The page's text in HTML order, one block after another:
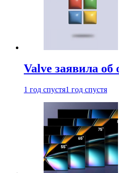
Valve заявила об
1 год спустя1 год спустя